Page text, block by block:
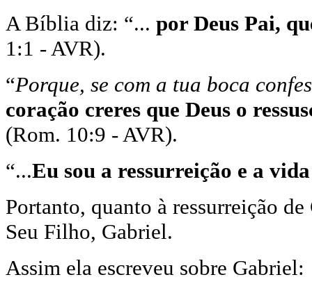
A Bíblia diz: “... por Deus Pai,
1:1 - AVR).
“Porque, se com a tua boca
coração creres que Deus o
(Rom. 10:9 - AVR).
“...Eu sou a ressurreição e a vida
Portanto, quanto à ressurreição
Seu Filho, Gabriel.
Assim ela escreveu sobre Gabriel: